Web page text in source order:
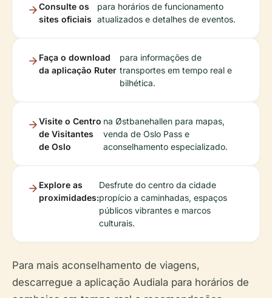
Consulte os
sites oficiais
para horários de funcionamento
atualizados e detalhes de eventos.
Faça o download
da aplicação Ruter
para informações de
transportes em tempo real e
bilhética.
Visite o Centro
de Visitantes
de Oslo
na Østbanehallen para mapas,
venda de Oslo Pass e
aconselhamento especializado.
Explore as
proximidades:
Desfrute do centro da cidade
propício a caminhadas, espaços
públicos vibrantes e marcos
culturais.
Para mais aconselhamento de viagens,
descarregue a aplicação Audiala para horários de